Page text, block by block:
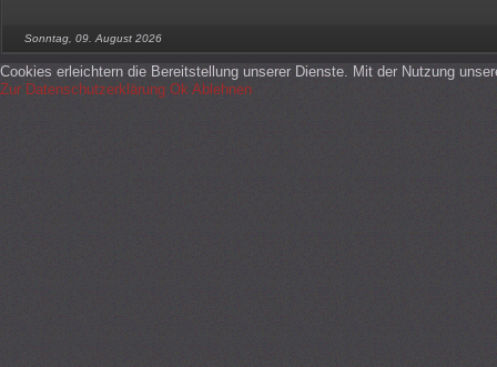
Sonntag, 09. August 2026
Cookies erleichtern die Bereitstellung unserer Dienste. Mit der Nutzung
Zur Datenschutzerklärung Ok Ablehnen